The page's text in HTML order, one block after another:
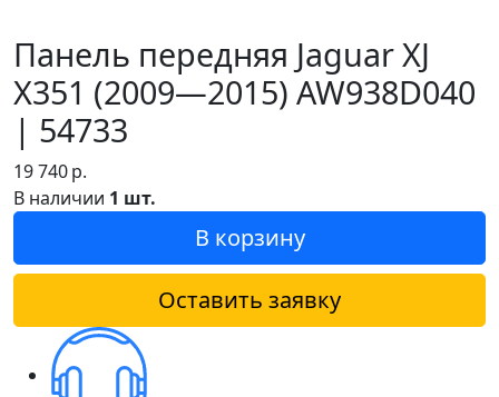
Панель передняя Jaguar XJ
X351 (2009—2015) AW938D040
| 54733
19 740р.
В наличии 1 шт.
В корзину
Оставить заявку